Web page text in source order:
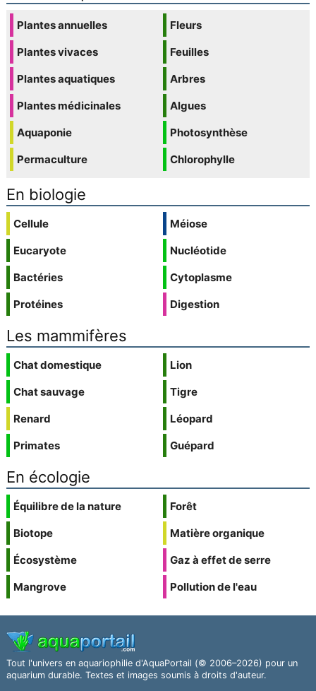
Plantes annuelles
Plantes vivaces
Plantes aquatiques
Plantes médicinales
Aquaponie
Permaculture
Fleurs
Feuilles
Arbres
Algues
Photosynthèse
Chlorophylle
En biologie
Cellule
Eucaryote
Bactéries
Protéines
Méiose
Nucléotide
Cytoplasme
Digestion
Les mammifères
Chat domestique
Chat sauvage
Renard
Primates
Lion
Tigre
Léopard
Guépard
En écologie
Équilibre de la nature
Biotope
Écosystème
Mangrove
Forêt
Matière organique
Gaz à effet de serre
Pollution de l'eau
Tout l'univers en aquariophilie d'AquaPortail (© 2006–2026) pour un
aquarium durable. Textes et images soumis à droits d'auteur.